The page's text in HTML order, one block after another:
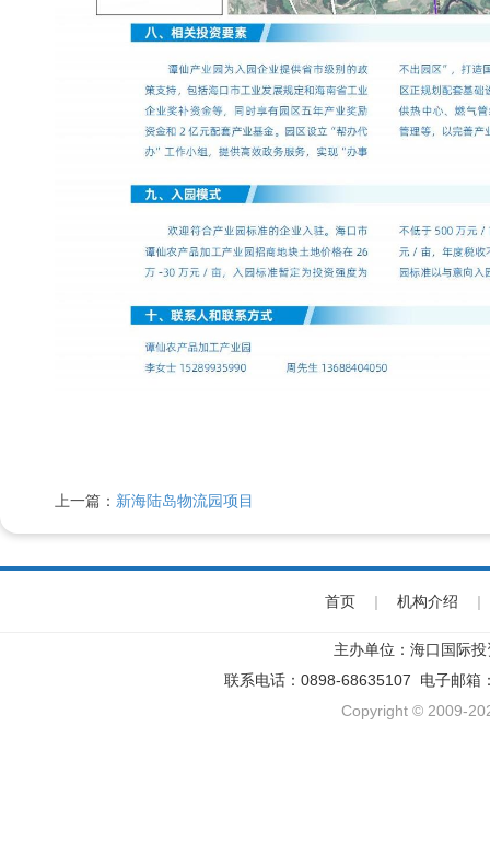
上一篇： 新海陆岛物流园项目
首页 | 机构介绍 |
主办单位：海口国际
联系电话：0898-68635107 电子邮箱
Copyright © 2009-